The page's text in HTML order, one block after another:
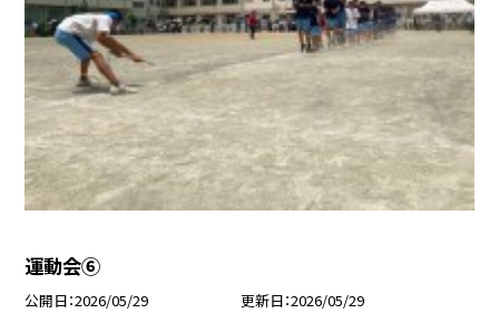
運動会⑥
公開日 2026/05/29 更新日 2026/05/29